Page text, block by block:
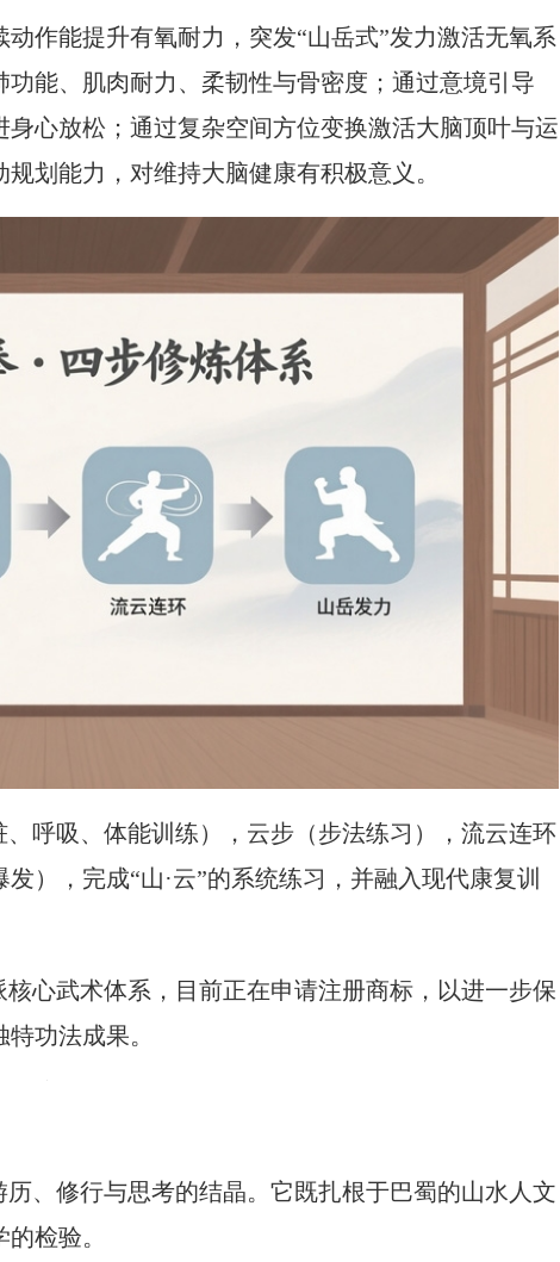
作能提升有氧耐力，突发“山岳式”发力激活无氧系
能、肌肉耐力、柔韧性与骨密度；通过意境引导
身心放松；通过复杂空间方位变换激活大脑顶叶与运
划能力，对维持大脑健康有积极意义。
呼吸、体能训练），云步（步法练习），流云连环
），完成“山·云”的系统练习，并融入现代康复训
心武术体系，目前正在申请注册商标，以进一步保
功法成果。
、修行与思考的结晶。它既扎根于巴蜀的山水人文
检验。